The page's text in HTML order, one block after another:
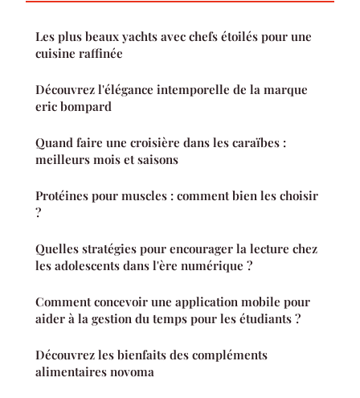
Les plus beaux yachts avec chefs étoilés pour une
cuisine raffinée
Découvrez l'élégance intemporelle de la marque
eric bompard
Quand faire une croisière dans les caraïbes :
meilleurs mois et saisons
Protéines pour muscles : comment bien les choisir
?
Quelles stratégies pour encourager la lecture chez
les adolescents dans l'ère numérique ?
Comment concevoir une application mobile pour
aider à la gestion du temps pour les étudiants ?
Découvrez les bienfaits des compléments
alimentaires novoma